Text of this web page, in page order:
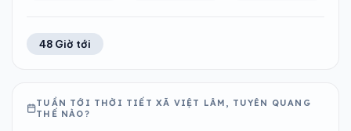
48 Giờ tới
TUẦN TỚI THỜI TIẾT XÃ VIỆT LÂM, TUYÊN QUANG
THẾ NÀO?